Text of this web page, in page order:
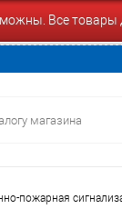
Все
пожарная